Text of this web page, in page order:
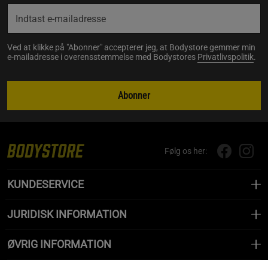
Ved at klikke på "Abonner" accepterer jeg, at Bodystore gemmer min
e-mailadresse i overensstemmelse med Bodystores Privatlivspolitik.
Abonner
Følg os her:
KUNDESERVICE
JURIDISK INFORMATION
ØVRIG INFORMATION